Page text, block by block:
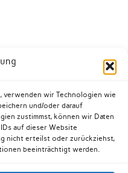
verwenden wir Technologien wie
und/oder darauf
zustimmst, können wir Daten
auf dieser Website
nicht erteilst oder zurückziehst,
beeinträchtigt werden.